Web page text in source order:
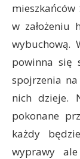
w założeniu
wybuchową.
powinna się
spojrzenia na
nich dzieje.
pokonane
każdy
wyprawy